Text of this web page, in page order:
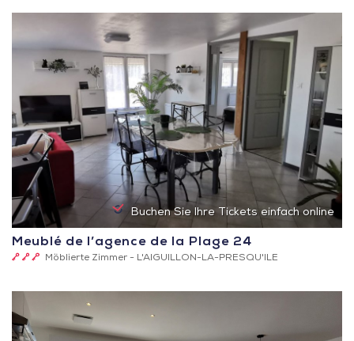
Buchen Sie Ihre Tickets einfach online
Meublé de l’agence de la Plage 24
Möblierte Zimmer - L'AIGUILLON-LA-PRESQU'ILE